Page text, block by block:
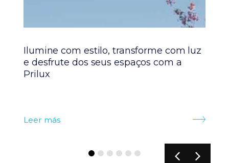
Ilumine com estilo, transforme com luz
e desfrute dos seus espaços com a
Prilux
Leer más